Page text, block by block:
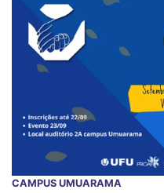
CAMPUS UMUARAMA